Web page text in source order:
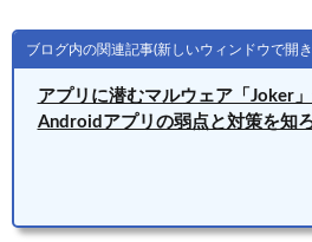
ブログ内の関連記事(新しいウィンドウで開
アプリに潜むマルウェア「Joker
Androidアプリの弱点と対策を知